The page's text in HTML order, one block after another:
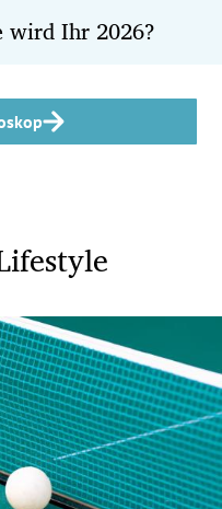
wird Ihr 2026?